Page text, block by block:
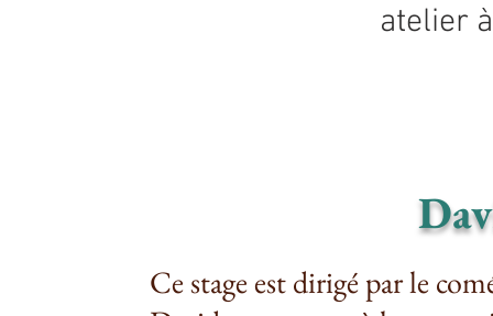
atelier
Ce stage est dirigé par le